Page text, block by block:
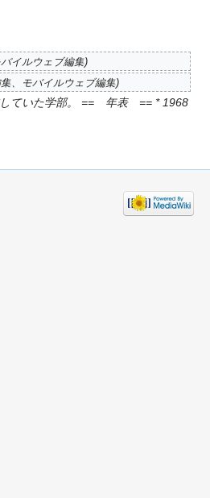
バイルウェブ編集)
、 モバイルウェブ編集)
していた学部。 == 年表 == * 1968